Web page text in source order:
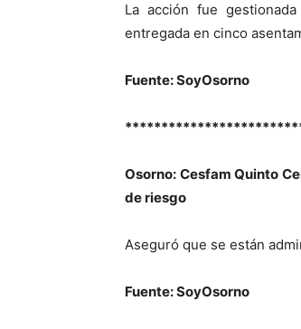
La acción fue
entregada en cinco
Fuente: SoyOsorno
Osorno: Cesfam Quinto
de riesgo
Aseguró que se están
Fuente: SoyOsorno